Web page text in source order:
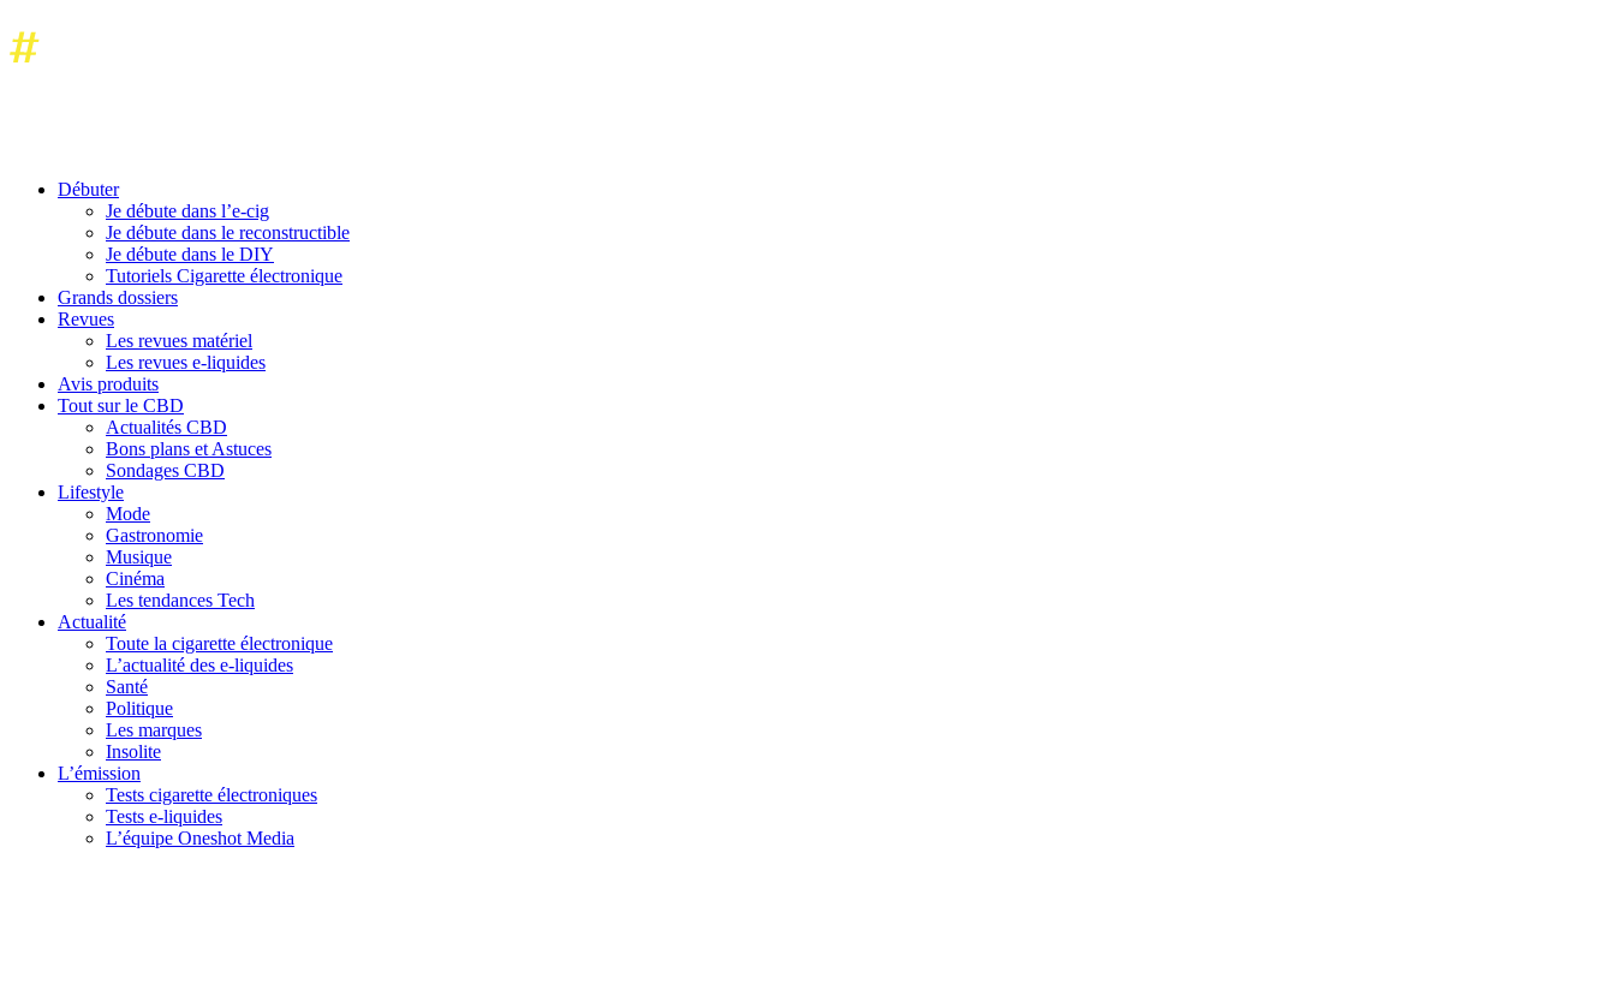
Débuter
Je débute dans l’e-cig
Je débute dans le reconstructible
Je débute dans le DIY
Tutoriels Cigarette électronique
Grands dossiers
Revues
Les revues matériel
Les revues e-liquides
Avis produits
Tout sur le CBD
Actualités CBD
Bons plans et Astuces
Sondages CBD
Lifestyle
Mode
Gastronomie
Musique
Cinéma
Les tendances Tech
Actualité
Toute la cigarette électronique
L’actualité des e-liquides
Santé
Politique
Les marques
Insolite
L’émission
Tests cigarette électroniques
Tests e-liquides
L’équipe Oneshot Media